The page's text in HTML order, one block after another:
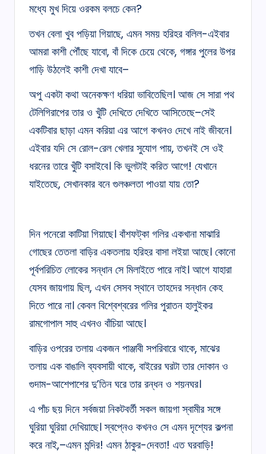
মধ্যে মুখ দিয়ে ওরকম বলচে কেন?
তখন বেলা খুব পড়িয়া গিয়াছে, এমন সময় হরিহর বলিল-এইবার
আমরা কাশী পৌঁছে যাবো, বাঁ দিকে চেয়ে থেকে, গঙ্গার পুলের উপর
গাড়ি উঠলেই কাশী দেখা যাবে–
অপু একটা কথা অনেকক্ষণ ধরিয়া ভাবিতেছিল। আজ সে সারা পথ
টেলিগিরাপের তার ও খুঁটি দেখিতে দেখিতে আসিতেছে–সেই
একটিবার ছাড়া এমন করিয়া এর আগে কখনও দেখে নাই জীবনে।
এইবার যদি সে রোল-রেল খেলার সুযোগ পায়, তখনই সে ওই
ধরনের তারে খুঁটি বসাইবে। কি ভুলটাই করিত আগে! যেখানে
যাইতেছে, সেখানকার বনে গুলঞ্চলতা পাওয়া যায় তো?
দিন পনেরো কাটিয়া গিয়াছে। বাঁশফট্‌কা গলির একখানা মাঝারি
গোছের তেতলা বাড়ির একতলায় হরিহর বাসা লইয়া আছে। কোনো
পূর্বপরিচিত লোকের সন্ধান সে মিলাইতে পারে নাই। আগে যাহারা
যেসব জায়গায় ছিল, এখন সেসব স্থানে তাহদের সন্ধান কেহ
দিতে পারে না। কেবল বিশ্বেশ্বরের গলির পুরাতন হালুইকর
রামগোপাল সাহু এখনও বাঁচিয়া আছে।
বাড়ির ওপরের তলায় একজন পাঞ্জাবী সপরিবারে থাকে, মাঝের
তলায় এক বাঙালি ব্যবসায়ী থাকে, বাইরের ঘরটা তার দোকান ও
গুদাম-আশেপাশের দু’তিন ঘরে তার রন্ধন ও শয়নঘর।
এ পাঁচ ছয় দিনে সর্বজয়া নিকটবর্তী সকল জায়গা স্বামীর সঙ্গে
ঘুরিয়া ঘুরিয়া দেখিয়াছে। স্বপ্নেও কখনও সে এমন দৃশ্যের কল্পনা
করে নাই,–এমন মন্দির! এমন ঠাকুর-দেবতা! এত ঘরবাড়ি!